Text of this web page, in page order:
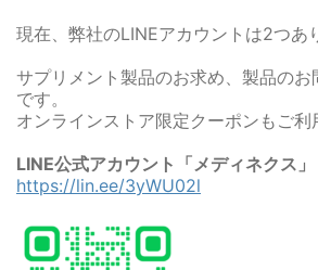
現在、弊社のLINEアカウントは2つあ
サプリメント製品のお求め、製品のお
です。
オンラインストア限定クーポンもご利
LINE公式アカウント「メディネクス」
https://lin.ee/3yWU02l